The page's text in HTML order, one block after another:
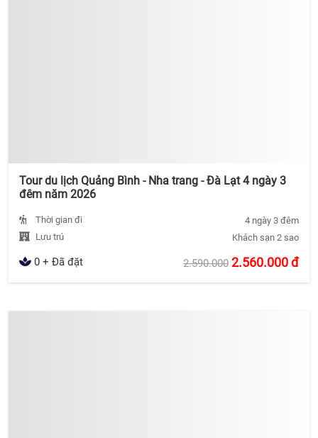
Tour du lịch Quảng Bình - Nha trang - Đà Lạt 4 ngày 3
đêm năm 2026
Thời gian đi
4 ngày 3 đêm
Lưu trú
Khách sạn 2 sao
0 + Đã đặt 2.590.000 2.560.000đ